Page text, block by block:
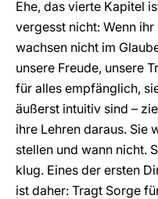
Ehe, das vierte Kapitel
vergesst nicht: Wenn
wachsen nicht im
unsere Freude, unsere
für alles empfänglich,
äußerst intuitiv sind –
ihre Lehren daraus. Sie
stellen und wann nicht.
klug. Eines der ersten
ist daher: Tragt Sorge